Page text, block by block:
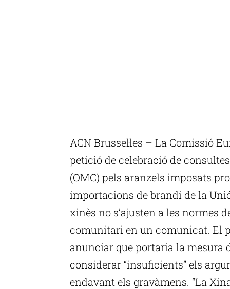
ACN Brussel·les – La Comissió
petició de celebració de
(OMC) pels aranzels imposats
importacions de brandi de la
xinès no s’ajusten a les normes
comunitari en un comunicat. El
anunciar que portaria la mesura
considerar “insuficients” els
endavant els gravàmens. “La